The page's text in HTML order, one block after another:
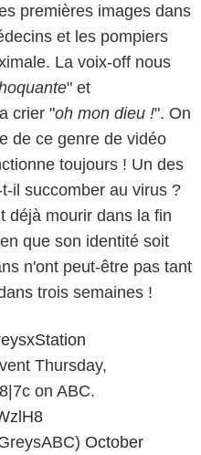
premières images dans
et les pompiers
La voix-off nous
" et
crier "oh mon dieu !". On
de ce genre de vidéo
toujours ! Un des
il succomber au virus ?
déjà mourir dans la fin
que son identité soit
n'ont peut-être pas tant
trois semaines !
Thursday,
on ABC.
October